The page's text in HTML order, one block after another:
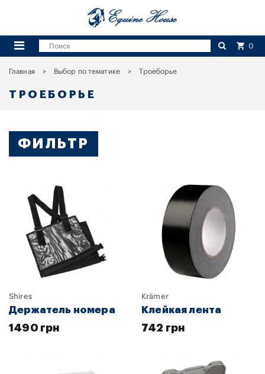
0
Главная Выбор по тематике Троеборье
ТРОЕБОРЬЕ
ФИЛЬТР
Shires
Держатель номера
1490 грн
Krämer
Клейкая лента
742 грн